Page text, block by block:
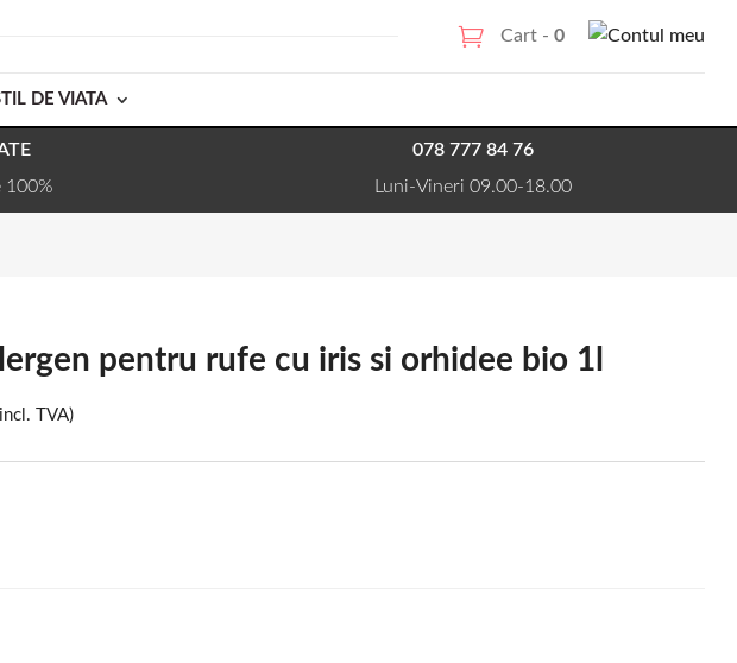
Cart -0
DE VIATA
100%
078 777 84 76
Luni-Vineri 09.00-18.00
pentru rufe cu iris si orhidee bio 1l
TVA)